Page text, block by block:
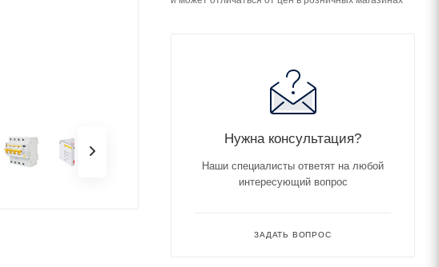
Нужна консультация?
Наши специалисты ответят на любой
интересующий вопрос
ЗАДАТЬ ВОПРОС